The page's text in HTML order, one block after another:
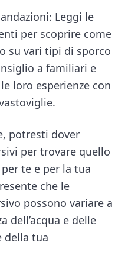
Leggi le
per scoprire come
su vari tipi di sporco
a familiari e
loro esperienze con
potresti dover
per trovare quello
te e per la tua
che le
possono variare a
dell’acqua e delle
della tua